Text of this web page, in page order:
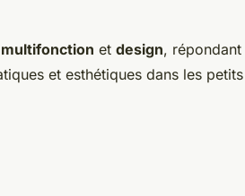
et design, répondant
et esthétiques dans les petits